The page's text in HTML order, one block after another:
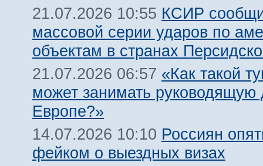
21.07.2026 10:55 КСИР
массовой серии ударов по
объектам в странах
21.07.2026 06:57 «Как такой
может занимать руководящую
Европе?»
14.07.2026 10:10 Россиян
фейком о выездных визах